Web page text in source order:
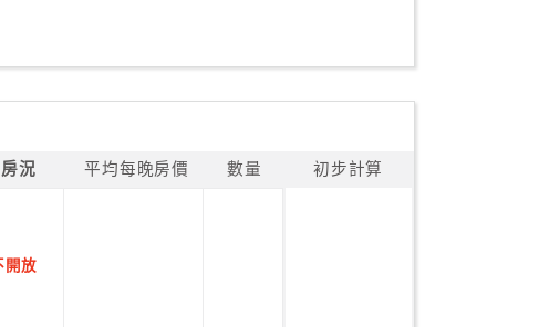
房況 平均每晚房價 數量 初步計算
開放